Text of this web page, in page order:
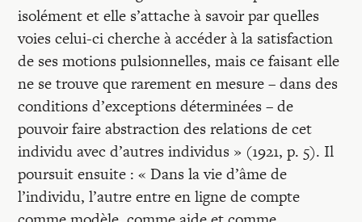
Mon compte
isolément et elle s’attache à savoir par quelles
voies celui-ci cherche à accéder à la satisfaction
de ses motions pulsionnelles, mais ce faisant elle
ne se trouve que rarement en mesure – dans des
conditions d’exceptions déterminées – de
pouvoir faire abstraction des relations de cet
individu avec d’autres individus » (1921, p. 5). Il
poursuit ensuite : « Dans la vie d’âme de
l’individu, l’autre entre en ligne de compte